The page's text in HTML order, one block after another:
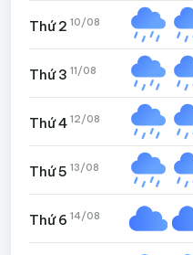
Thứ 2 10/08
Thứ 3 11/08
Thứ 4 12/08
Thứ 5 13/08
Thứ 6 14/08